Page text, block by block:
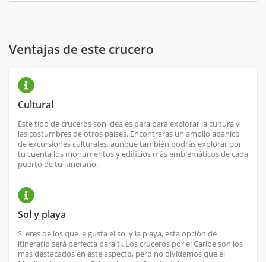
Ventajas de este crucero
Cultural
Este tipo de cruceros son ideales para para explorar la cultura y
las costumbres de otros países. Encontrarás un amplio abanico
de excursiones culturales, aunque también podrás explorar por
tu cuenta los monumentos y edificios más emblemáticos de cada
puerto de tu itinerario.
Sol y playa
Si eres de los que le gusta el sol y la playa, esta opción de
itinerario será perfecta para ti. Los cruceros por el Caribe son los
más destacados en este aspecto, pero no olvidemos que el